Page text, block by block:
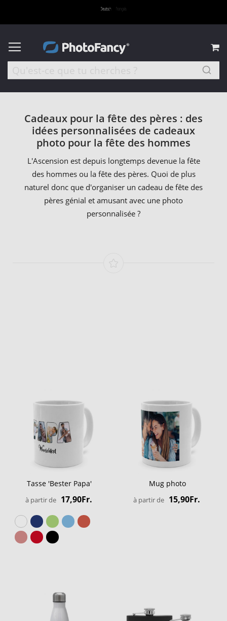
Cadeaux pour la fête des pères : des
idées personnalisées de cadeaux
photo pour la fête des hommes
L'Ascension est depuis longtemps devenue la fête
des hommes ou la fête des pères. Quoi de plus
naturel donc que d'organiser un cadeau de fête des
pères génial et amusant avec une photo
personnalisée ?
Tasse 'Bester Papa'
à partir de 17,90Fr.
Mug photo
à partir de 15,90Fr.